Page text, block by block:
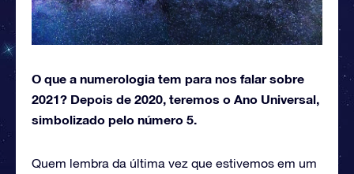
O que a numerologia tem para nos falar sobre
2021? Depois de 2020, teremos o Ano Universal,
simbolizado pelo número 5.
Quem lembra da última vez que estivemos em um